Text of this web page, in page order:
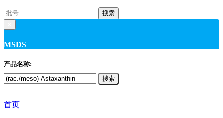
搜索
MSDS
产品名称:
搜索
首页